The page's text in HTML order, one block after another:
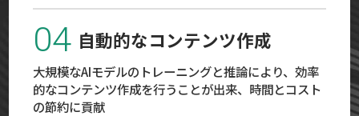
04 自動的なコンテンツ作成
大規模なAIモデルのトレーニングと推論により、効率
的なコンテンツ作成を行うことが出来、時間とコスト
の節約に貢献